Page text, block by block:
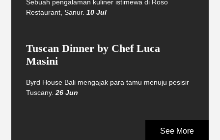
Sebuah pengalaman kuliner istimewa di Roso
Restaurant, Sanur. 10 Jul
Tuscan Dinner by Chef Luca
Masini
Byrd House Bali mengajak para tamu menuju pesisir
Tuscany. 26 Jun
See More